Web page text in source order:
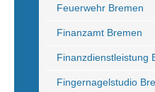
Feuerwehr Bremen
Finanzamt Bremen
Finanzdienstleistung
Fingernagelstudio